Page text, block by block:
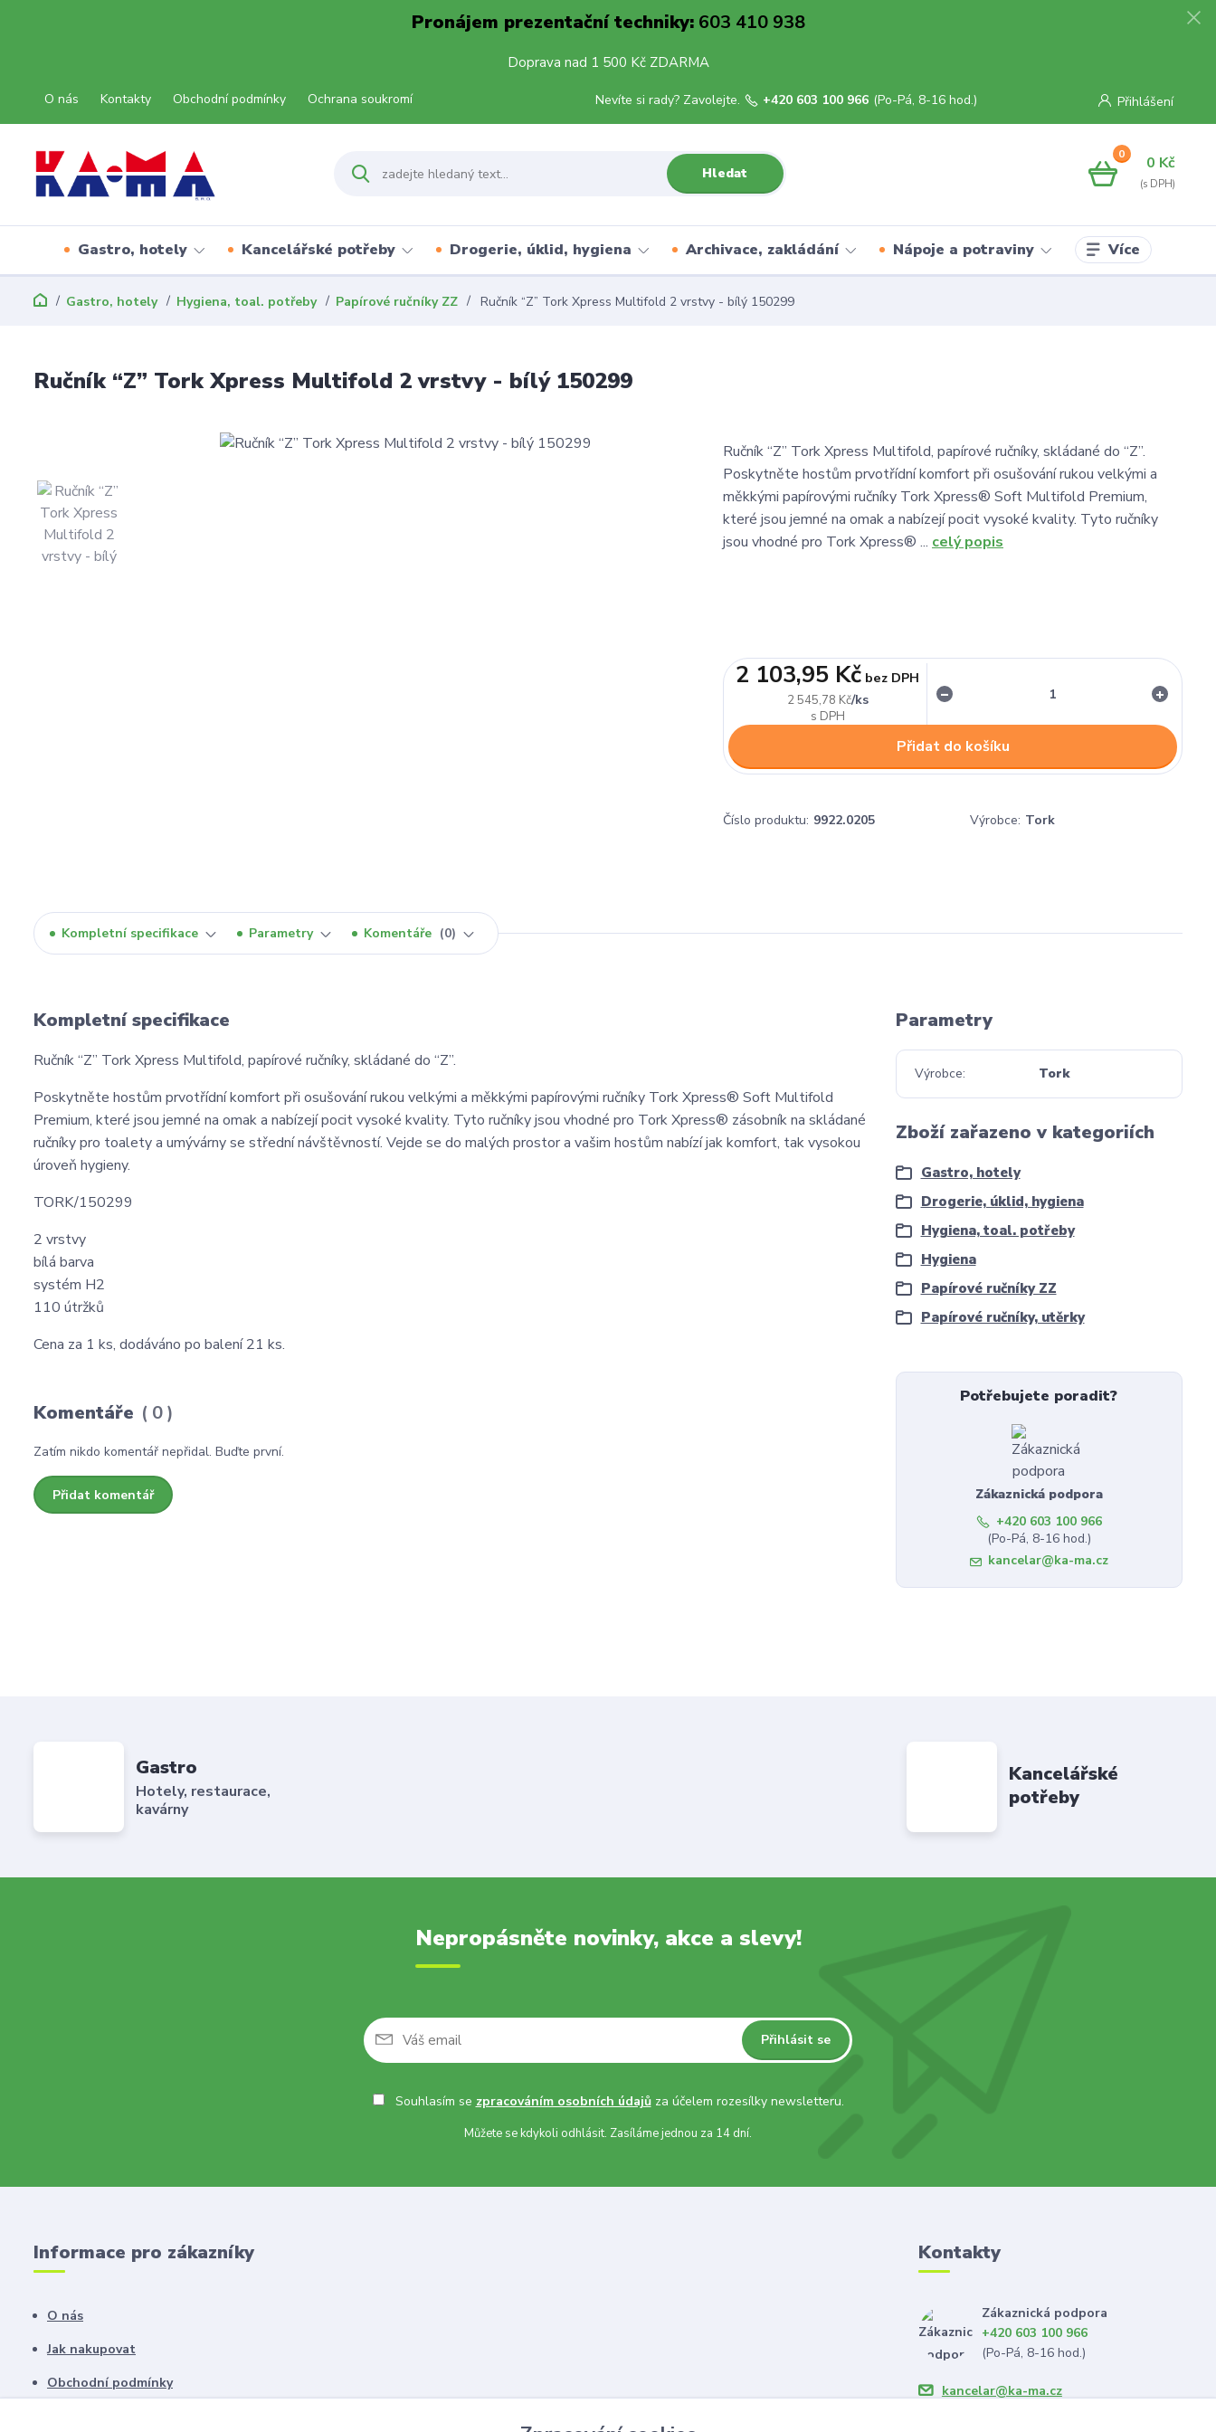
Pronájem prezentační techniky:603 410 938
Doprava nad 1 500 Kč ZDARMA
O nás Kontakty Obchodní podmínky Ochrana soukromí Přihlášení
Hledat
Nevíte si rady? Zavolejte. +420 603 100 966 (Po-Pá, 8-16 hod.)
0 0 Kč
Gastro, hotely Kancelářské potřeby Drogerie, úklid, hygiena Archivace, zakládání Nápoje a potraviny Více
Gastro, hotely Hygiena, toal. potřeby Papírové ručníky ZZ Ručník “Z” Tork Xpress Multifold 2 vrstvy - bílý 150299
Ručník “Z” Tork Xpress Multifold 2 vrstvy - bílý 150299
Ručník “Z” Tork Xpress Multifold, papírové ručníky, skládané do “Z”.
Poskytněte hostům prvotřídní komfort při osušování rukou velkými a
měkkými papírovými ručníky Tork Xpress® Soft Multifold Premium,
které jsou jemné na omak a nabízejí pocit vysoké kvality. Tyto ručníky
jsou vhodné pro Tork Xpress® ... celý popis
2 545,78 Kč/ks
2 103,95 Kč bez DPH
Přidat do košíku
Číslo produktu: 9922.0205 Výrobce: Tork
Kompletní specifikace Parametry Komentáře 0
Kompletní specifikace
Ručník “Z” Tork Xpress Multifold, papírové ručníky, skládané do “Z”.
Poskytněte hostům prvotřídní komfort při osušování rukou velkými a měkkými papírovými ručníky Tork Xpress® Soft Multifold
Premium, které jsou jemné na omak a nabízejí pocit vysoké kvality. Tyto ručníky jsou vhodné pro Tork Xpress® zásobník na skládané
ručníky pro toalety a umývárny se střední návštěvností. Vejde se do malých prostor a vašim hostům nabízí jak komfort, tak vysokou
úroveň hygieny.
TORK/150299
2 vrstvy
bílá barva
systém H2
110 útržků
Cena za 1 ks, dodáváno po balení 21 ks.
Komentáře 0
Zatím nikdo komentář nepřidal. Buďte první.
Přidat komentář
Parametry
Výrobce Tork
Zboží zařazeno v kategoriích
Gastro, hotely
Drogerie, úklid, hygiena
Hygiena, toal. potřeby
Hygiena
Papírové ručníky ZZ
Papírové ručníky, utěrky
Potřebujete poradit?
Zákaznická podpora
+420 603 100 966
(Po-Pá, 8-16 hod.)
kancelar@ka-ma.cz
Gastro
Hotely, restaurace,
kavárny
Kancelářské
potřeby
Nepropásněte novinky, akce a slevy!
Přihlásit se
Souhlasím se zpracováním osobních údajůza účelem rozesílky newsletteru.
Můžete se kdykoli odhlásit. Zasíláme jednou za 14 dní.
Informace pro zákazníky
O nás
Jak nakupovat
Obchodní podmínky
Kontakty
Zákaznická podpora
+420 603 100 966
(Po-Pá, 8-16 hod.)
kancelar@ka-ma.cz